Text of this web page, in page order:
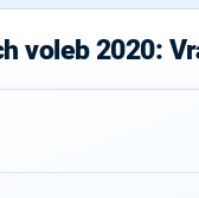
voleb 2020: